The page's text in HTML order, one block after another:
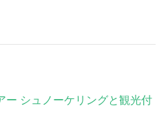
ー シュノーケリングと観光付